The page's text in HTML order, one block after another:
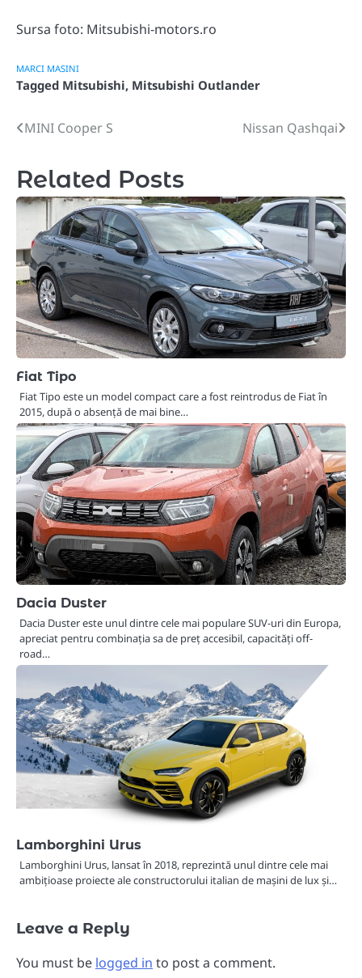
Sursa foto: Mitsubishi-motors.ro
MARCI MASINI
Tagged Mitsubishi, Mitsubishi Outlander
Post
MINI Cooper S Nissan Qashqai
Related Posts
Fiat Tipo
Fiat Tipo este un model compact care a fost reintrodus de Fiat în
2015, după o absență de mai bine…
Dacia Duster
Dacia Duster este unul dintre cele mai populare SUV-uri din Europa,
apreciat pentru combinația sa de preț accesibil, capacități off-
road…
Lamborghini Urus
Lamborghini Urus, lansat în 2018, reprezintă unul dintre cele mai
ambițioase proiecte ale constructorului italian de mașini de lux și…
Leave a Reply
You must be logged in to post a comment.